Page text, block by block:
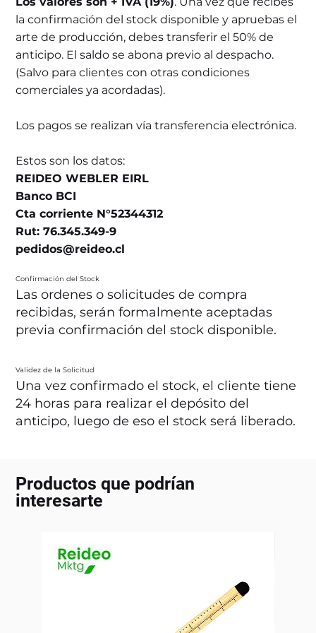
la confirmación del stock disponible y apruebas el
arte de producción, debes transferir el 50% de
anticipo. El saldo se abona previo al despacho.
(Salvo para clientes con otras condiciones
comerciales ya acordadas).
Los pagos se realizan vía transferencia electrónica.
Estos son los datos:
REIDEO WEBLER EIRL
Banco BCI
Cta corriente N°52344312
Rut: 76.345.349-9
pedidos@reideo.cl
Confirmación del Stock
Las ordenes o solicitudes de compra
recibidas, serán formalmente aceptadas
previa confirmación del stock disponible.
Validez de la Solicitud
Una vez confirmado el stock, el cliente tiene
24 horas para realizar el depósito del
anticipo, luego de eso el stock será liberado.
Productos que podrían
interesarte